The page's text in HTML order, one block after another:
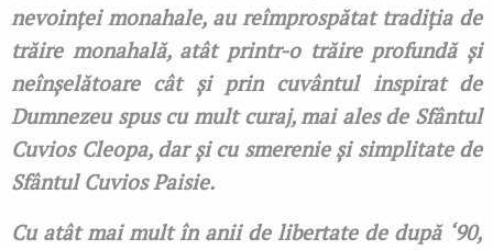
nevoinței monahale, au reîmprospătat tradiția de
trăire monahală, atât printr-o trăire profundă și
neînșelătoare cât și prin cuvântul inspirat de
Dumnezeu spus cu mult curaj, mai ales de Sfântul
Cuvios Cleopa, dar și cu smerenie și simplitate de
Sfântul Cuvios Paisie.
Cu atât mai mult în anii de libertate de după ‘90,